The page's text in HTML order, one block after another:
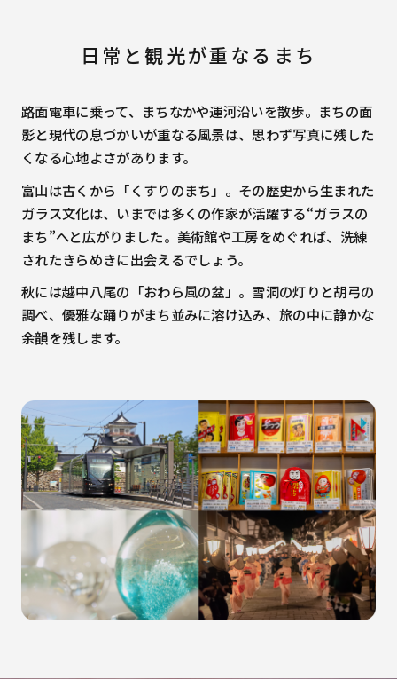
日常と観光が重なるまち
路面電車に乗って、まちなかや運河沿いを散歩。まちの面
影と現代の息づかいが重なる風景は、思わず写真に残した
くなる心地よさがあります。
富山は古くから「くすりのまち」。その歴史から生まれた
ガラス文化は、いまでは多くの作家が活躍する“ガラスの
まち”へと広がりました。美術館や工房をめぐれば、洗練
されたきらめきに出会えるでしょう。
秋には越中八尾の「おわら風の盆」。雪洞の灯りと胡弓の
調べ、優雅な踊りがまち並みに溶け込み、旅の中に静かな
余韻を残します。